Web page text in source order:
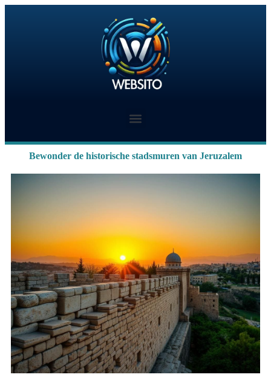
Bewonder de historische stadsmuren van Jeruzalem